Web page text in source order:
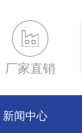
厂家直销
新闻中心